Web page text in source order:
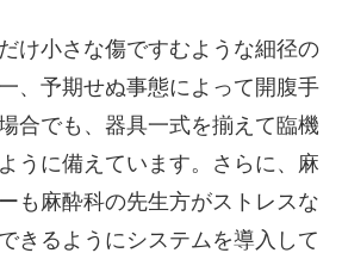
け小さな傷ですむような細径の
、予期せぬ事態によって開腹手
合でも、器具一式を揃えて臨機
うに備えています。さらに、麻
も麻酔科の先生方がストレスな
きるようにシステムを導入して